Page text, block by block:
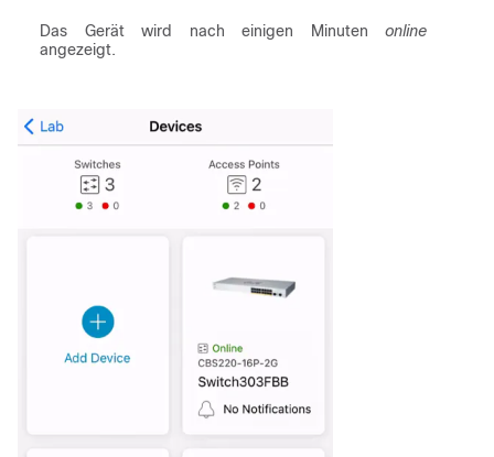
Das Gerät wird nach einigen Minutenonline
angezeigt.